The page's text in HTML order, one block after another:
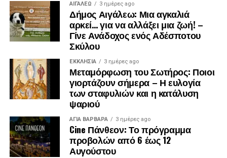
ΑΙΓΑΛΕΩ 3 ημέρες ago
Δήμος Αιγάλεω: Μια αγκαλιά
αρκεί… για να αλλάξει μια ζωή! –
Γίνε Ανάδοχος ενός Αδέσποτου
Σκύλου
ΕΚΚΛΗΣΊΑ 3 ημέρες ago
Μεταμόρφωση του Σωτήρος: Ποιοι
γιορτάζουν σήμερα – Η ευλογία
των σταφυλιών και η κατάλυση
ψαριού
ΑΓΙΑ ΒΑΡΒΑΡΑ 3 ημέρες ago
Cine Πάνθεον: Το πρόγραμμα
προβολών από 6 έως 12
Αυγούστου